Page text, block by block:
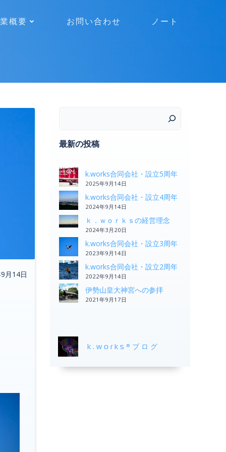
概要 お問い合わせ ノート
月14日
最新の投稿
k.works合同会社・設立5周年
2025年9月14日
k.works合同会社・設立4周年
2024年9月14日
ｋ．ｗｏｒｋｓの経営理念
2024年3月20日
k.works合同会社・設立3周年
2023年9月14日
k.works合同会社・設立2周年
2022年9月14日
伊勢山皇大神宮への参拝
2021年9月17日
k.works®ブログ